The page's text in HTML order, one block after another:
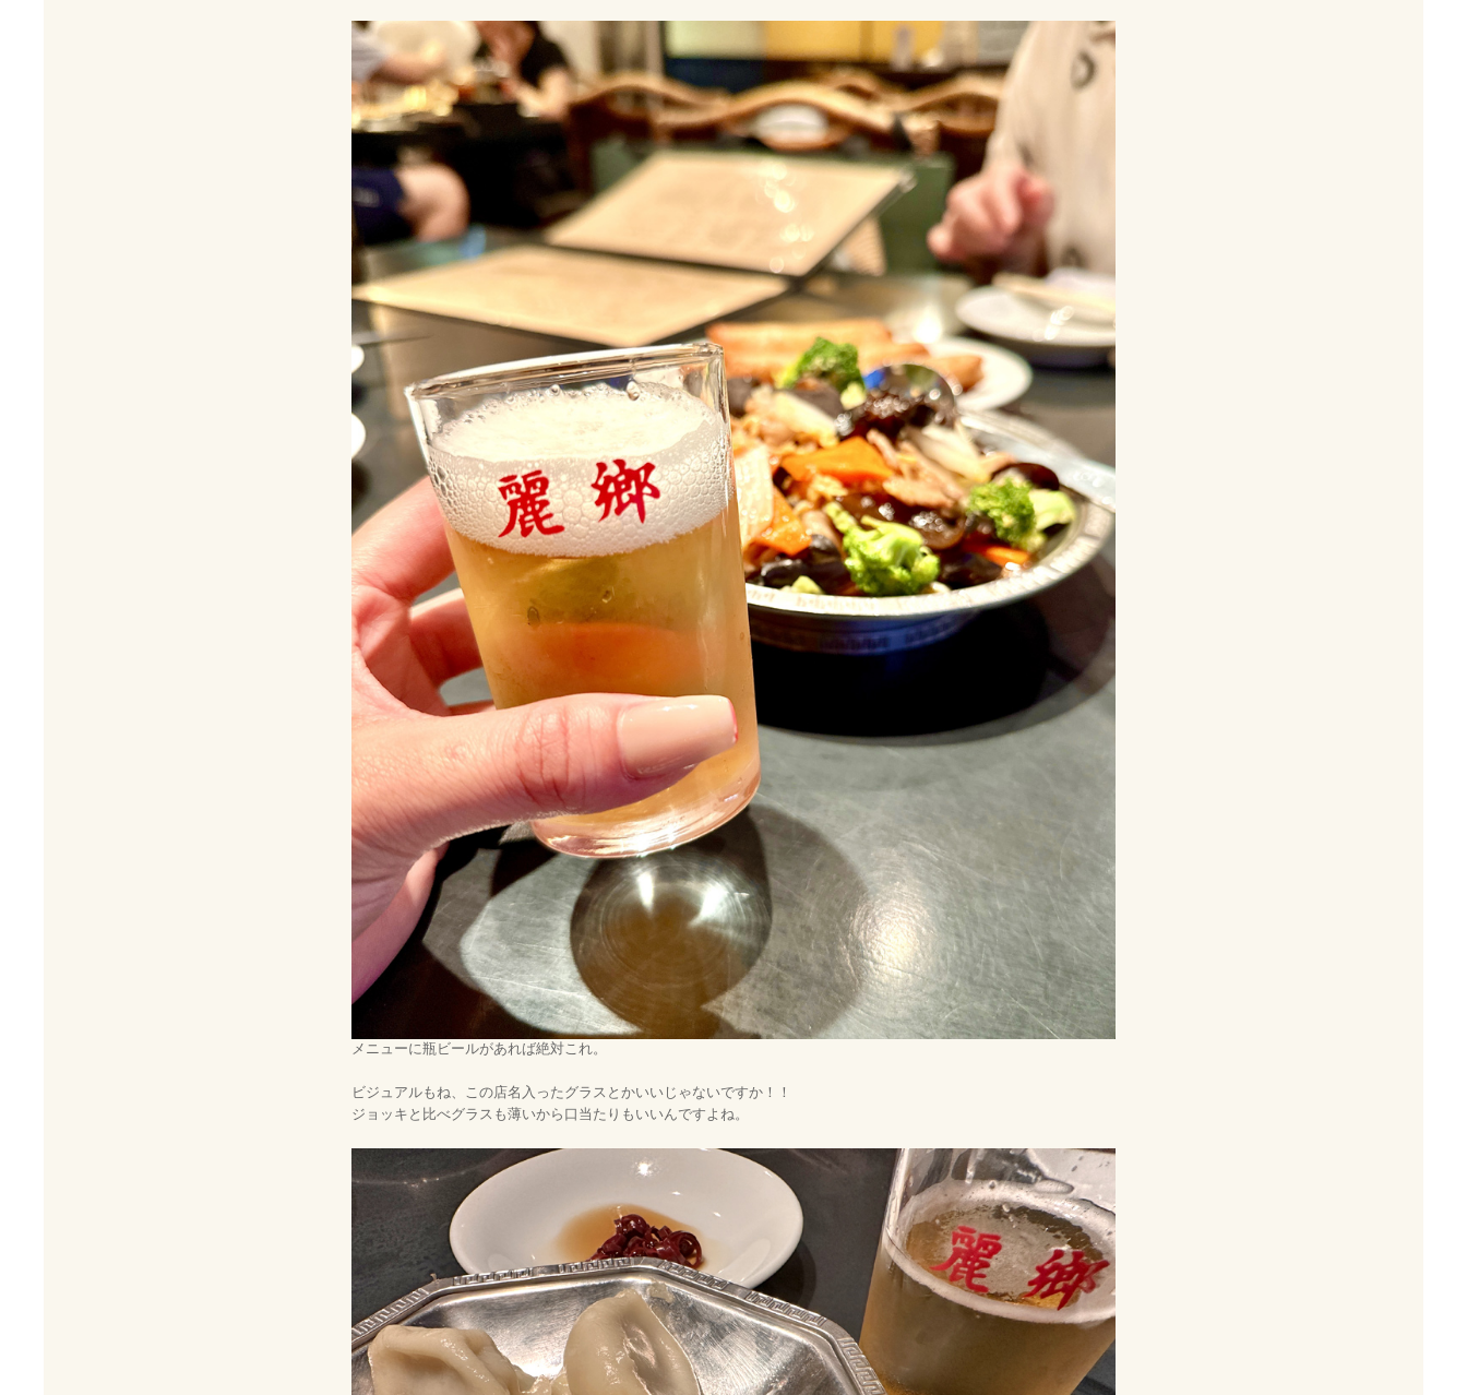
メニューに瓶ビールがあれば絶対これ。
ビジュアルもね、この店名入ったグラスとかいいじゃないですか！！
ジョッキと比べグラスも薄いから口当たりもいいんですよね。